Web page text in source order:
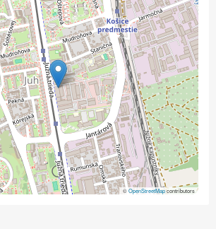
©OpenStreetMapcontributors